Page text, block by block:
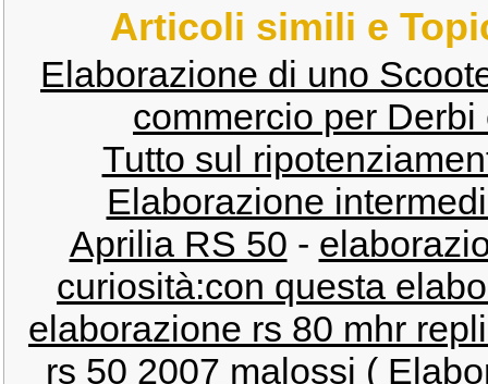
Articoli simili e
Elaborazione di uno
commercio per
Tutto sul
Elaborazione
Aprilia RS 50 -
curiosità:con questa
elaborazione rs 80 mhr
rs 50 2007 malossi (